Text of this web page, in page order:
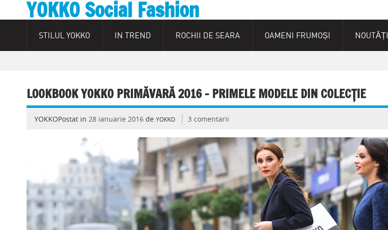
YOKKO Social Fashion
STILUL YOKKO IN TREND ROCHII DE SEARA OAMENI FRUMOȘI NOUTĂȚI
LOOKBOOK YOKKO PRIMĂVARĂ 2016 – PRIMELE MODELE DIN COLECȚIE
YOKKOPostat in 28 ianuarie 2016de YOKKO 3 comentarii